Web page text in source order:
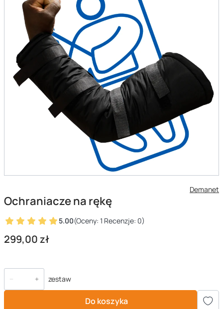
Demanet
Ochraniacze na rękę
5.00(Oceny: 1 Recenzje: 0)
Cena
299,00 zł
zestaw
Do koszyka